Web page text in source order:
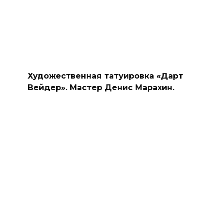
Художественная татуировка «Дарт
Вейдер». Мастер Денис Марахин.